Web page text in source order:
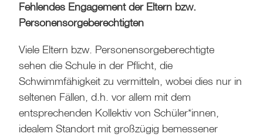
Fehlendes Engagement der Eltern bzw.
Personensorgeberechtigten
Viele Eltern bzw. Personensorgeberechtigte
sehen die Schule in der Pflicht, die
Schwimmfähigkeit zu vermitteln, wobei dies nur in
seltenen Fällen, d.h. vor allem mit dem
entsprechenden Kollektiv von Schüler*innen,
idealem Standort mit großzügig bemessener